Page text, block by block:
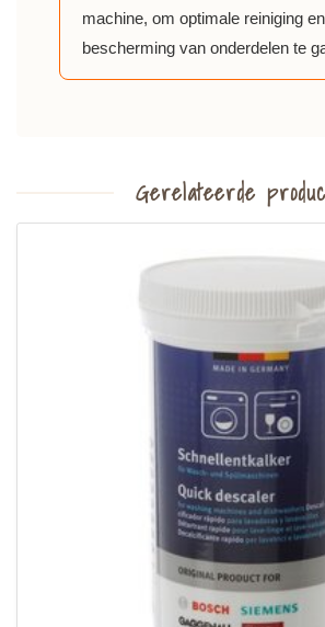
machine, om optimale reiniging en
bescherming van onderdelen te
Gerelateerde